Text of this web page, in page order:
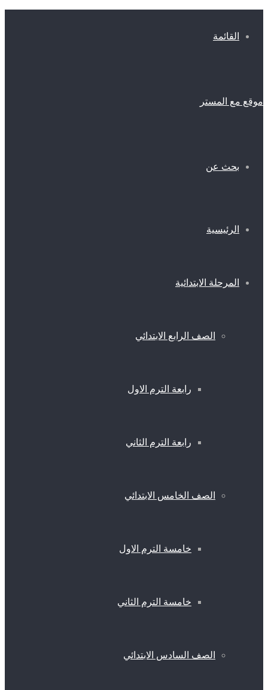
القائمة
موقع مع المستر
بحث عن
الرئيسية
المرحلة الابتدائية
الصف الرابع الابتدائي
رابعة الترم الاول
رابعة الترم الثاني
الصف الخامس الابتدائي
خامسة الترم الاول
خامسة الترم الثاني
الصف السادس الابتدائي